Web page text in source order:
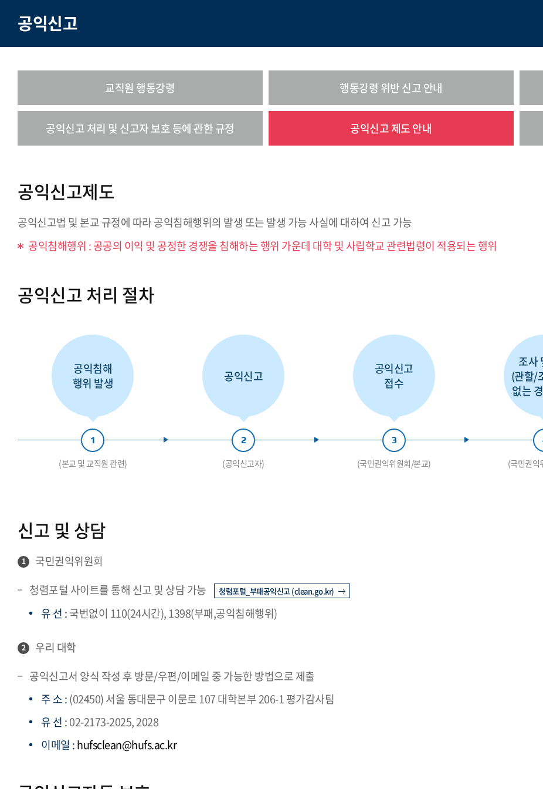
공익신고
교직원 행동강령 행동강령 위반 신고 안내
공익신고 처리 및 신고자 보호 등에 관한 규정 공익신고 제도 안내
공익신고제도
공익신고법 및 본교 규정에 따라 공익침해행위의 발생 또는 발생 가능 사실에 대하여 신고 가능
공익침해행위 : 공공의 이익 및 공정한 경쟁을 침해하는 행위 가운데 대학 및 사립학교 관련법령이 적용되는 행위
공익신고 처리 절차
공익침해
행위 발생
1
(본교 및 교직원 관련)
공익신고
2
(공익신고자)
공익신고
접수
3
(국민권익위원회/본교)
조사
(관할/
없는
(국민권익
신고 및 상담
1
국민권익위원회
청렴포털 사이트를 통해 신고 및 상담 가능
청렴포털_부패공익신고 (clean.go.kr)
유 선 :국번없이 110(24시간), 1398(부패,공익침해행위)
2
우리 대학
공익신고서 양식 작성 후 방문/우편/이메일 중 가능한 방법으로 제출
주 소 :(02450) 서울 동대문구 이문로 107 대학본부 206-1 평가감사팀
유 선 :02-2173-2025, 2028
이메일 :hufsclean@hufs.ac.kr